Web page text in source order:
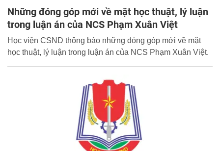
Những đóng góp mới về mặt học thuật, lý luận
trong luận án của NCS Phạm Xuân Việt
Học viện CSND thông báo những đóng góp mới về mặt
học thuật, lý luận trong luận án của NCS Phạm Xuân Việt.